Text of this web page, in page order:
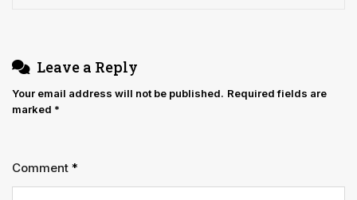
Leave a Reply
Your email address will not be published. Required fields are
marked *
Comment *